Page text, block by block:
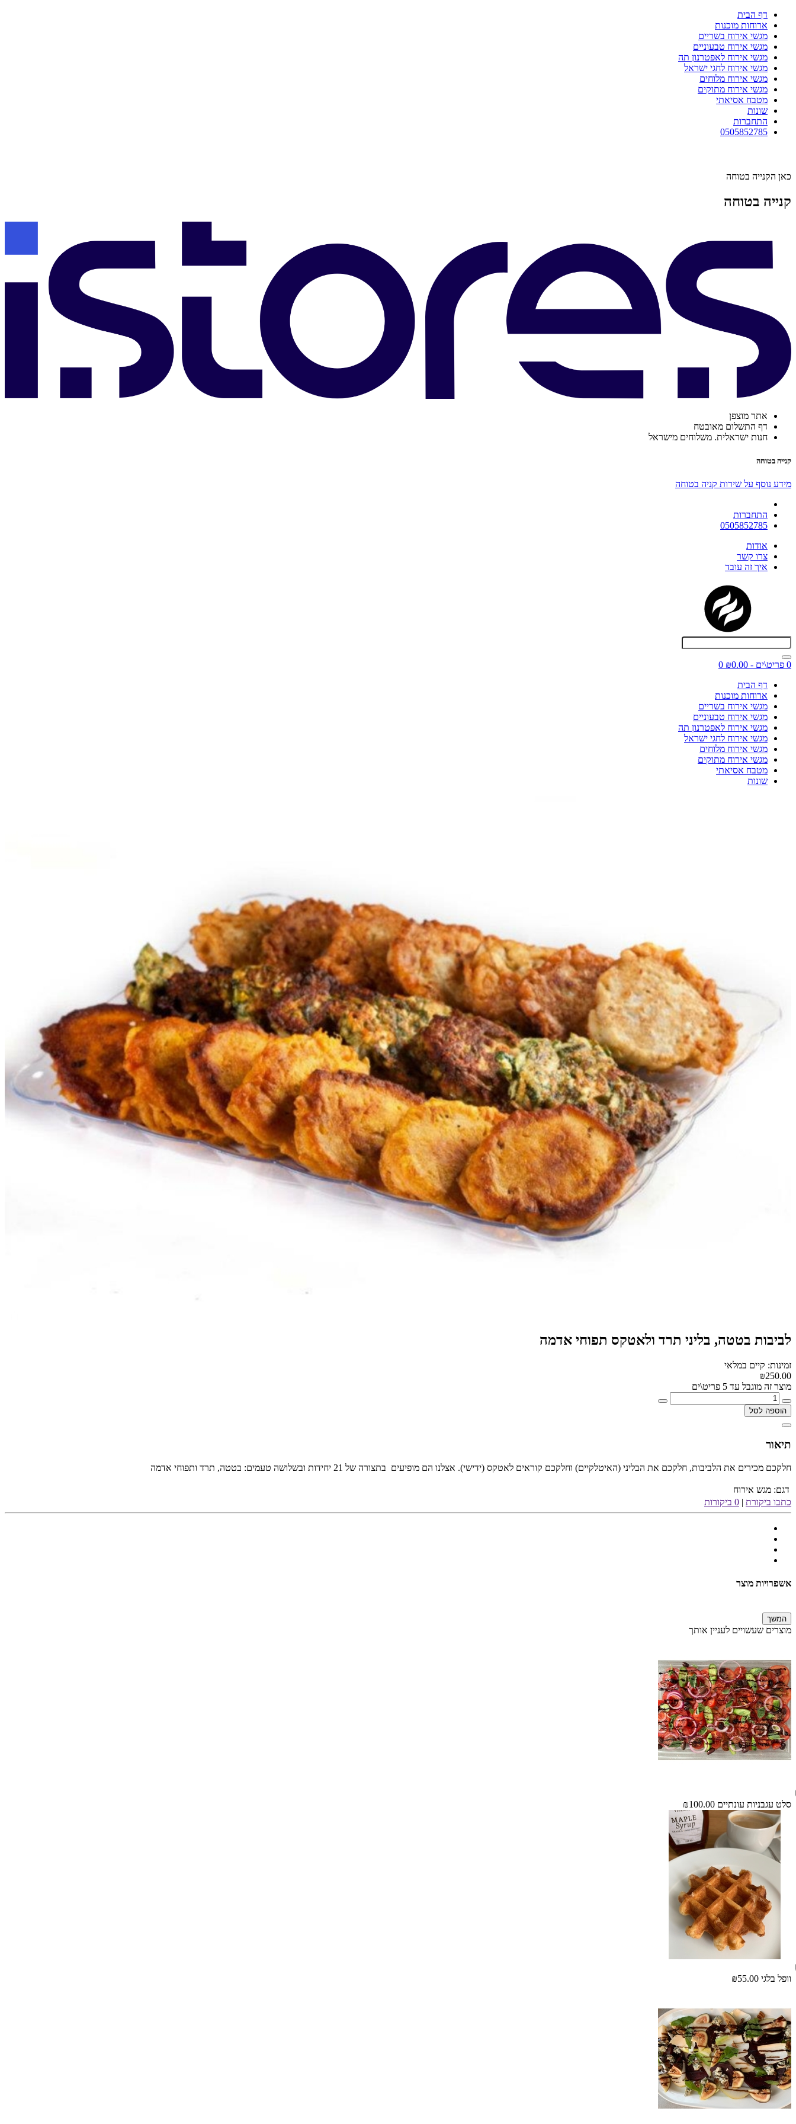
דף הבית
ארוחות מוכנות
מגשי אירוח בשריים
מגשי אירוח טבעוניים
מגשי אירוח לאפטרנון תה
מגשי אירוח לחגי ישראל
מגשי אירוח מלוחים
מגשי אירוח מתוקים
מטבח אסיאתי
שונות
התחברות
0505852785
כאן הקנייה בטוחה
קנייה בטוחה
אתר מוצפן
דף התשלום מאובטח
חנות ישראלית. משלוחים מישראל
קנייה בטוחה
מידע נוסף על שירות קניה בטוחה
התחברות
0505852785
אודות
צרו קשר
איך זה עובד
0 פריט\ים - ₪0.00
0
דף הבית
ארוחות מוכנות
מגשי אירוח בשריים
מגשי אירוח טבעוניים
מגשי אירוח לאפטרנון תה
מגשי אירוח לחגי ישראל
מגשי אירוח מלוחים
מגשי אירוח מתוקים
מטבח אסיאתי
שונות
לביבות בטטה, בליני תרד ולאטקס תפוחי אדמה
זמינות: קיים במלאי
₪250.00
מוצר זה מוגבל עד 5 פריט\ים
הוספה לסל
תיאור
חלקכם מכירים את הלביבות, חלקכם את הבליני (האיטלקיים) וחלקכם קוראים לאטקס (ידישי). אצלנו הם מופיעים בתצורה של 21 יחידות ובשלושה טעמים: בטטה, תרד ותפוחי אדמה
דגם: מגש אירוח
כתבו ביקורת | 0 ביקורות
אשפרויות מוצר
המשך
מוצרים שעשויים לעניין אותך
סלט עגבניות עונתיים ₪100.00
וופל בלגי ₪55.00